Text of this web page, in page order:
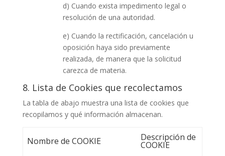
d) Cuando exista impedimento legal o
resolución de una autoridad.
e) Cuando la rectificación, cancelación u
oposición haya sido previamente
realizada, de manera que la solicitud
carezca de materia.
8. Lista de Cookies que recolectamos
La tabla de abajo muestra una lista de cookies que
recopilamos y qué información almacenan.
Nombre de COOKIE Descripción de
COOKIE